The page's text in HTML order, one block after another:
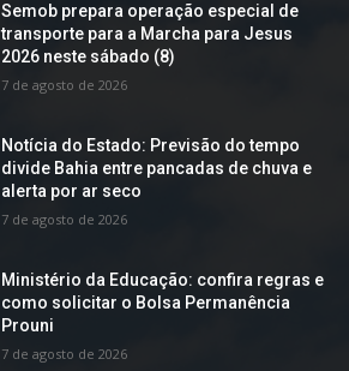
Semob prepara operação especial de
transporte para a Marcha para Jesus
2026 neste sábado (8)
7 de agosto de 2026
Notícia do Estado: Previsão do tempo
divide Bahia entre pancadas de chuva e
alerta por ar seco
7 de agosto de 2026
Ministério da Educação: confira regras e
como solicitar o Bolsa Permanência
Prouni
7 de agosto de 2026